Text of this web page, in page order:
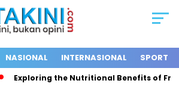
NASIONAL INTERNASIONAL SPORT
Exploring the Nutritional Benefits of Fruits